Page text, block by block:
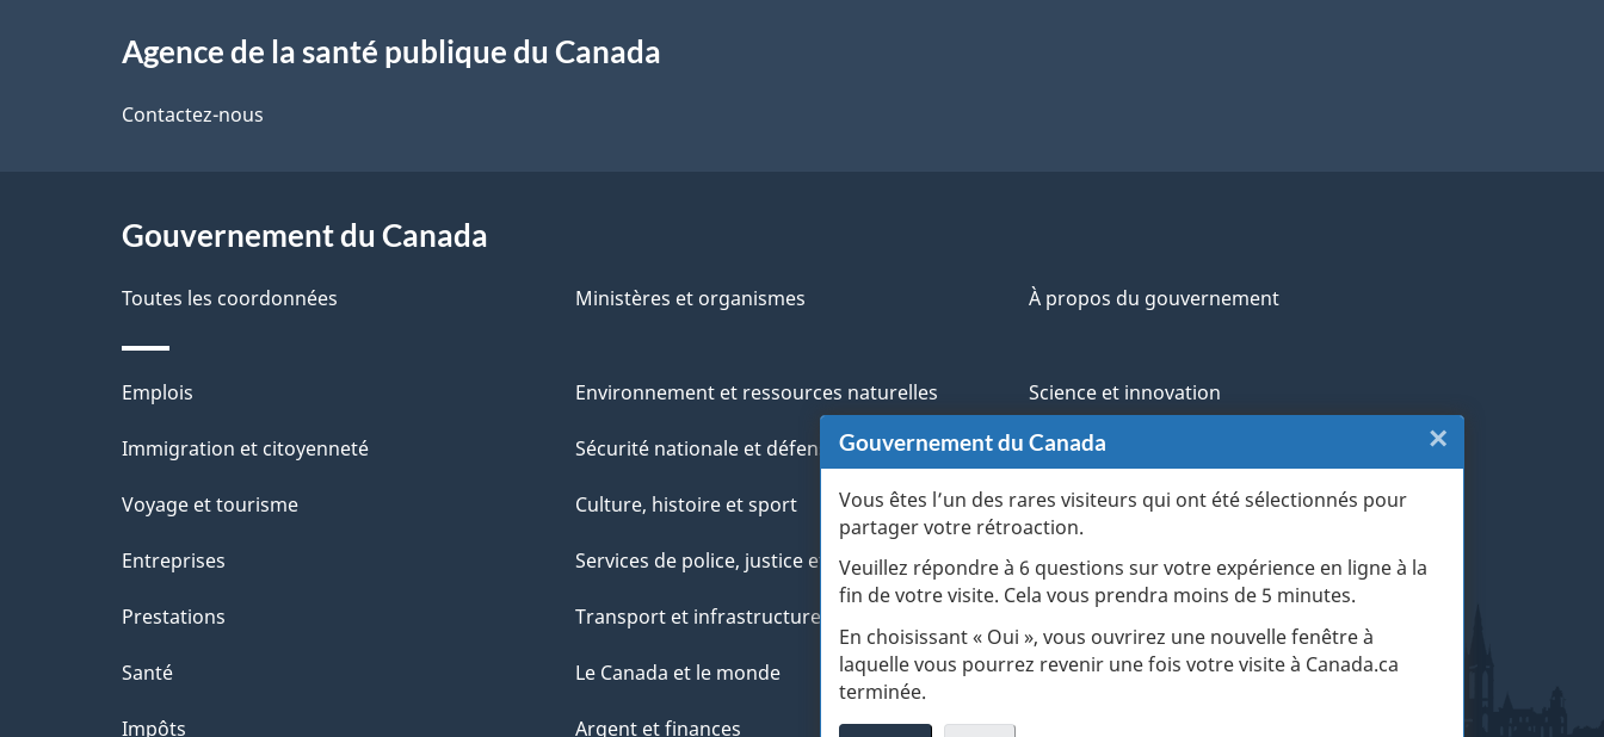
Gouvernement du Canada
Vous êtes l’un des rares visiteurs qui ont été sélectionnés pour
partager votre rétroaction.
Veuillez répondre à 6 questions sur votre expérience en ligne à la
fin de votre visite. Cela vous prendra moins de 5 minutes.
En choisissant « Oui », vous ouvrirez une nouvelle fenêtre à
laquelle vous pourrez revenir une fois votre visite à Canada.ca
terminée.
×
a
d
e
l
proposAgence de la santé publique du Canada
Contactez-nous
Gouvernement du Canada
Toutes les coordonnées Ministères et organismes À propos du gouvernement
Thèmes
et
Emplois
Immigration et citoyenneté
Voyage et tourisme
Entreprises
Prestations
Santé
Impôts
Environnement et ressources naturelles
Sécurité nationale et défense
Culture, histoire et sport
Services de police, justice et urgences
Transport et infrastructure
Le Canada et le monde
Argent et finances
Science et innovation
Autochtones
Vétérans et militaires
Jeunesse
Gérer les événements de la vie